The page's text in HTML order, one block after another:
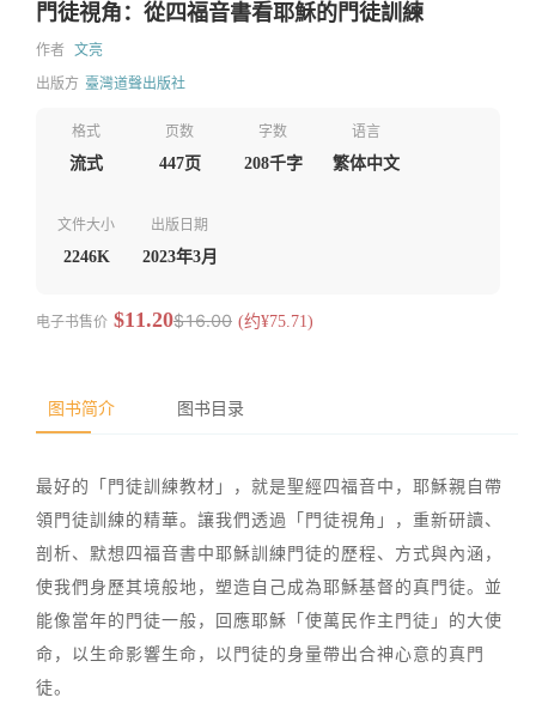
門徒視角：從四福音書看耶穌的門徒訓練
作者 文亮
出版方 臺灣道聲出版社
格式
流式
页数
447页
字数
208千字
语言
繁体中文
文件大小
2246K
出版日期
2023年3月
电子书售价 $11.20$16.00 (约¥75.71)
图书简介 图书目录
最好的「門徒訓練教材」，就是聖經四福音中，耶穌親自帶
領門徒訓練的精華。讓我們透過「門徒視角」，重新研讀、
剖析、默想四福音書中耶穌訓練門徒的歷程、方式與內涵，
使我們身歷其境般地，塑造自己成為耶穌基督的真門徒。並
能像當年的門徒一般，回應耶穌「使萬民作主門徒」的大使
命，以生命影響生命，以門徒的身量帶出合神心意的真門
徒。